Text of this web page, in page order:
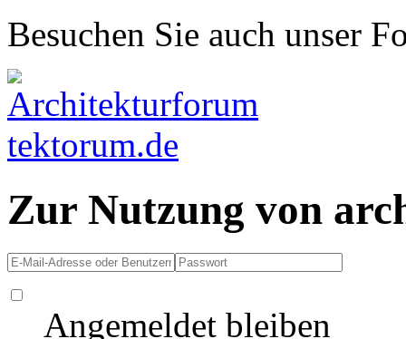
Besuchen Sie auch unser
Zur Nutzung von
Angemeldet bleiben